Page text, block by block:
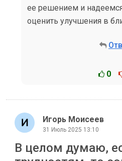
ее решением и
оценить улучшения в
0
Игорь Моисеев
31 Июль 2025 13:10
В целом думаю,